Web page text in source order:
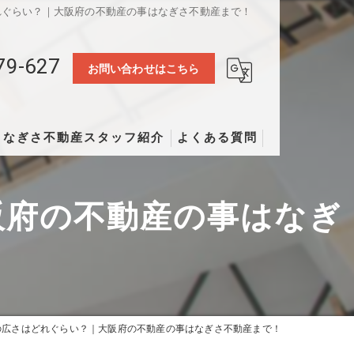
らい？｜大阪府の不動産の事はなぎさ不動産まで！
627 お問い合わせはこちら
なぎさ不動産スタッフ紹介 よくある質問
の不動産の事はなぎ
さはどれぐらい？｜大阪府の不動産の事はなぎさ不動産まで！